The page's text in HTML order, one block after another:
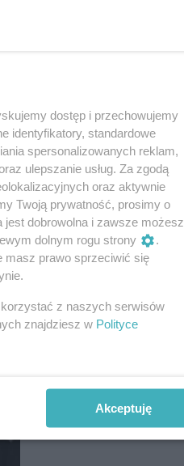
dostęp i przechowujemy
identyfikatory, standardowe
spersonalizowanych reklam,
ulepszanie usług. Za zgodą
oraz aktywnie
Twoją prywatność, prosimy o
jest dobrowolna i zawsze możesz
dolnym rogu strony
.
masz prawo sprzeciwić się
z naszych serwisów
znajdziesz w Polityce
Akceptuję